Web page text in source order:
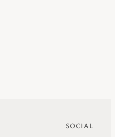
SOCIAL